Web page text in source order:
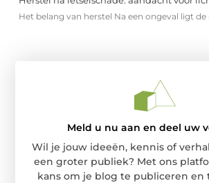
Het belang van herstel Na een ongeval ligt
Meld u nu aan en deel uw
Wil je jouw ideeën, kennis of
een groter publiek? Met ons
kans om je blog te publiceren en